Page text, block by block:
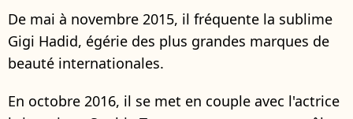
De mai à novembre 2015, il fréquente la sublime
Gigi Hadid, égérie des plus grandes marques de
beauté internationales.
En octobre 2016, il se met en couple avec l'actrice